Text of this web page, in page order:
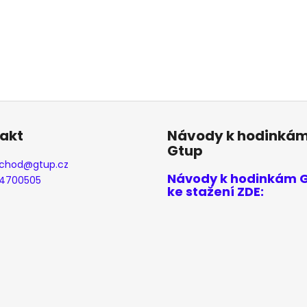
@gtup.cz
Návody k
Gtup
Návody k hodinkám
ke stažení ZDE: